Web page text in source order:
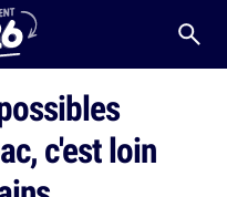
c'est loin